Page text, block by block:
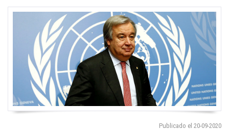
Publicado el 20-09-2020